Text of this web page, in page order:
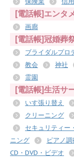
[電話帳]エンタ
画廊
[電話帳]冠婚葬
ブライダルプロ
教会
神社
霊園
[電話帳]生活サ
いす張り替え
クリーニング
セキュリティー
ニング
ピアノ
CD・DVD・ビデオ